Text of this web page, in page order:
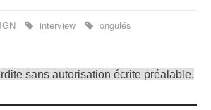
IGN interview ongulés
sans autorisation écrite préalable.